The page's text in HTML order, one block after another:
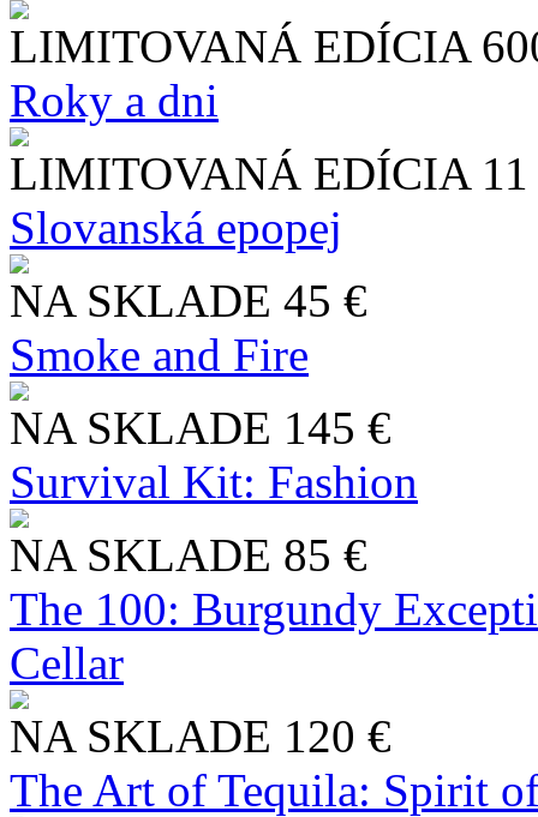
LIMITOVANÁ EDÍCIA
Roky a dni
LIMITOVANÁ EDÍCIA
Slo​vanská epopej
NA SKLADE 45 €
Smoke and Fire
NA SKLADE 145 €
Survival Kit: Fashion
NA SKLADE 85 €
The 100: Burgundy
Cellar
NA SKLADE 120 €
The Art of Tequila: Spirit